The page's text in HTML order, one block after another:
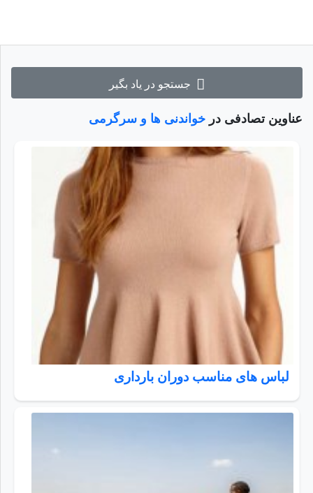
جستجو در یاد بگیر
عناوین تصادفی در خواندنی ها و سرگرمی
لباس های مناسب دوران بارداری